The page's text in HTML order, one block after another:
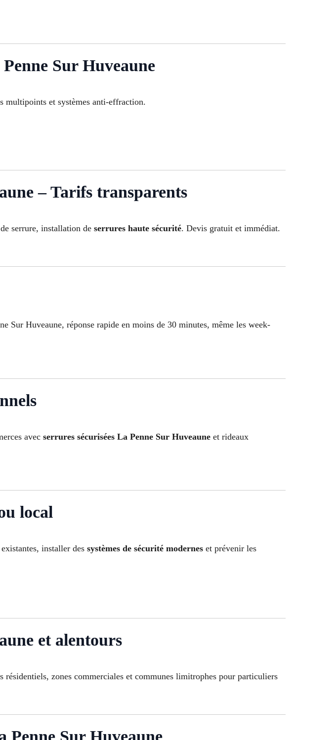
Sur Huveaune
multipoints et systèmes anti-effraction.
– Tarifs transparents
serrure, installation de serrures haute sécurité. Devis gratuit et immédiat.
Sur Huveaune, réponse rapide en moins de 30 minutes, même les week-
avec serrures sécurisées La Penne Sur Huveaune et rideaux
local
installer des systèmes de sécurité modernes et prévenir les
et alentours
zones commerciales et communes limitrophes pour particuliers
Sur Huveaune